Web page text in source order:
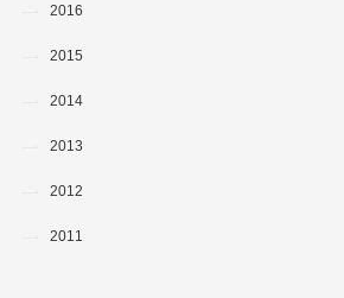
2016
2015
2014
2013
2012
2011